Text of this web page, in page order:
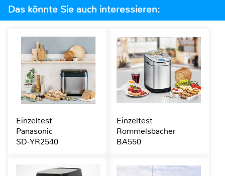
Das könnte Sie auch interessieren:
Einzeltest
Panasonic
SD-YR2540
Einzeltest
Rommelsbacher
BA550